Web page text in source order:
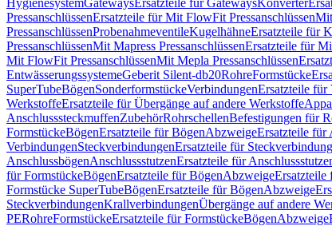
HygienesystemGatewaysErsatzteile für GatewaysKonverter
PressanschlüssenErsatzteile für Mit FlowFit Pressanschlüssen
PressanschlüssenProbenahmeventileKugelhähneErsatzteile für
PressanschlüssenMit Mapress PressanschlüssenErsatzteile für
Mit FlowFit PressanschlüssenMit Mepla Pressanschlüssen
EntwässerungssystemeGeberit Silent-db20RohreFormstücke
SuperTubeBögenSonderformstückeVerbindungenErsatzteile für
WerkstoffeErsatzteile für Übergänge auf andere Werkstoffe
AnschlusssteckmuffenZubehörRohrschellenBefestigungen für
FormstückeBögenErsatzteile für BögenAbzweigeErsatzteile für
VerbindungenSteckverbindungenErsatzteile für
AnschlussbögenAnschlussstutzenErsatzteile für
für FormstückeBögenErsatzteile für BögenAbzweigeErsatzteile
Formstücke SuperTubeBögenErsatzteile für BögenAbzweige
SteckverbindungenKrallverbindungenÜbergänge auf andere
PERohreFormstückeErsatzteile für FormstückeBögenAbzweige